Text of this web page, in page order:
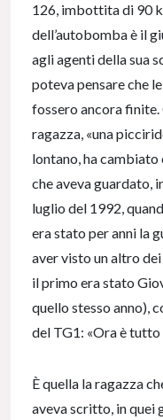
126, imbottita di 90
dell’autobomba è il
agli agenti della sua
poteva pensare che
fossero ancora finite.
ragazza, «una
lontano, ha cambiato
che aveva guardato,
luglio del 1992,
era stato per anni la
aver visto un altro
il primo era stato
quello stesso anno),
del TG1: «Ora è
È quella la ragazza
aveva scritto, in quei